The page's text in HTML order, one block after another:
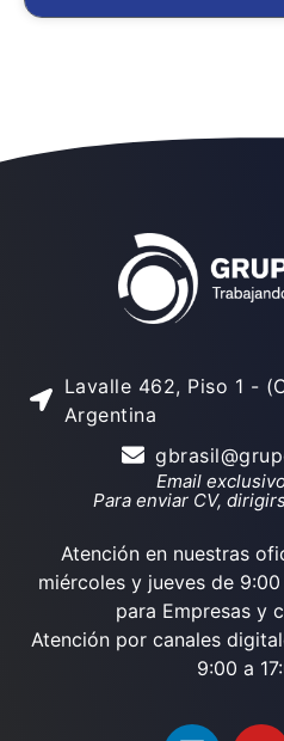
Lavalle 462, Piso 1 -
Argentina
Email
Para enviar CV,
Atención en nuestras
miércoles y jueves de
para Empresas y
Atención por canales
9:00 a